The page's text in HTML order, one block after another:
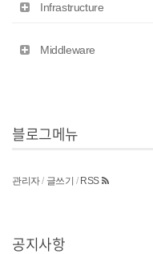
Infrastructure
Middleware
블로그메뉴
관리자/ 글쓰기 / RSS
공지사항